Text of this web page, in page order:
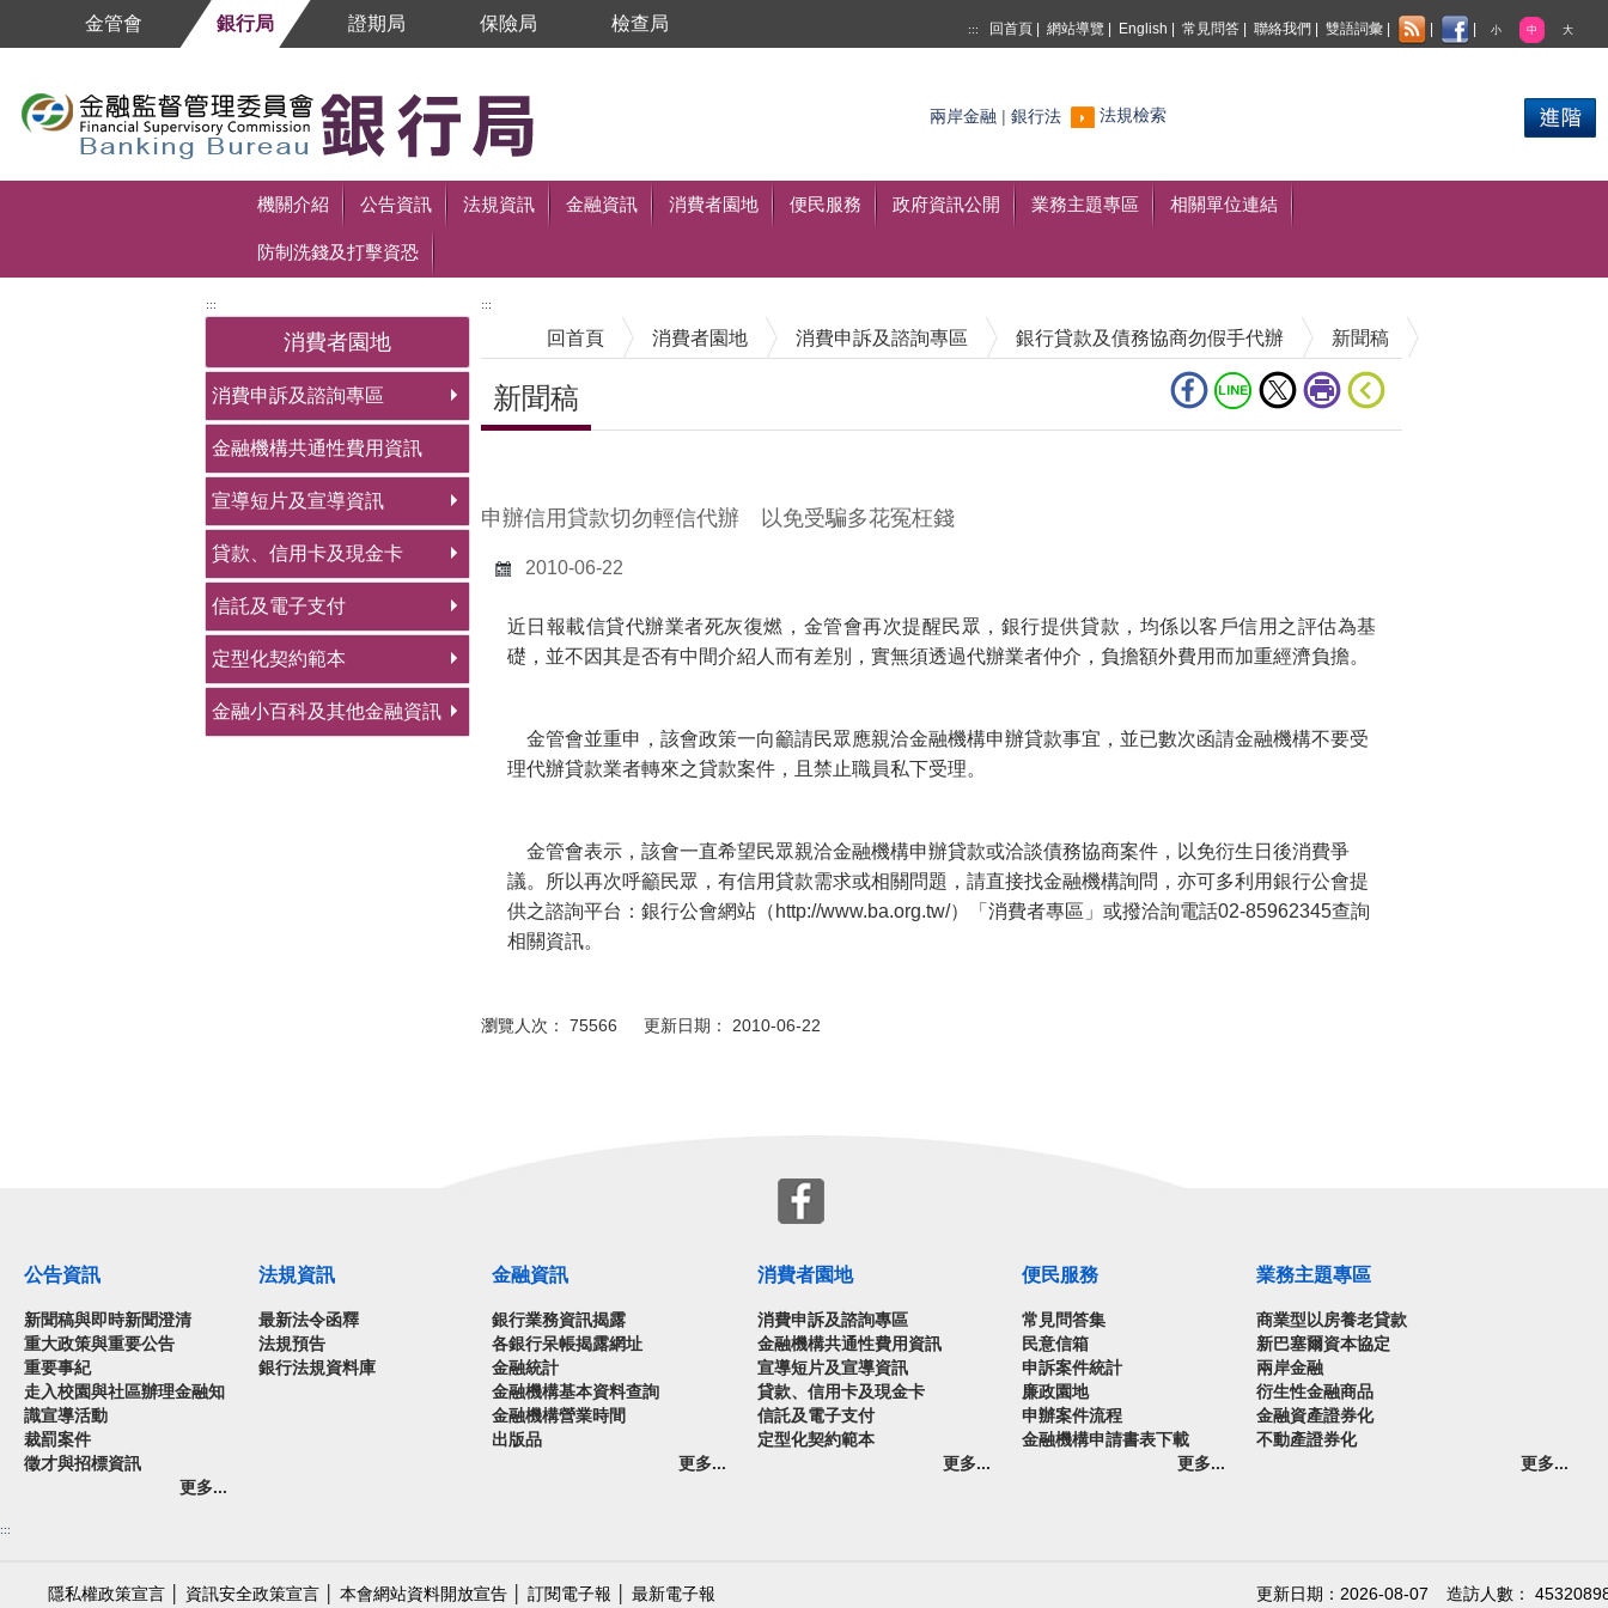
跳到主要內容區塊
金管會 銀行局 證期局 保險局 檢查局 ::: 回首頁 網站導覽 English 常見問答 聯絡我們 雙語詞彙 小 中 大
搜尋
兩岸金融 銀行法 法規檢索
機關介紹 公告資訊 法規資訊 金融資訊 消費者園地 便民服務 政府資訊公開 業務主題專區 相關單位連結
防制洗錢及打擊資恐
:::
消費者園地
消費申訴及諮詢專區
金融機構共通性費用資訊
宣導短片及宣導資訊
貸款、信用卡及現金卡
信託及電子支付
定型化契約範本
金融小百科及其他金融資訊
:::
回首頁 消費者園地 消費申訴及諮詢專區 銀行貸款及債務協商勿假手代辦 新聞稿
新聞稿
申辦信用貸款切勿輕信代辦 以免受騙多花冤枉錢
2010-06-22
近日報載信貸代辦業者死灰復燃，金管會再次提醒民眾，銀行提供貸款，均係以客戶信用之評估為基
礎，並不因其是否有中間介紹人而有差別，實無須透過代辦業者仲介，負擔額外費用而加重經濟負擔。
金管會並重申，該會政策一向籲請民眾應親洽金融機構申辦貸款事宜，並已數次函請金融機構不要受
理代辦貸款業者轉來之貸款案件，且禁止職員私下受理。
金管會表示，該會一直希望民眾親洽金融機構申辦貸款或洽談債務協商案件，以免衍生日後消費爭
議。所以再次呼籲民眾，有信用貸款需求或相關問題，請直接找金融機構詢問，亦可多利用銀行公會提
供之諮詢平台：銀行公會網站（http://www.ba.org.tw/）「消費者專區」或撥洽詢電話02-85962345查詢
相關資訊。
瀏覽人次： 75566 更新日期： 2010-06-22
公告資訊
新聞稿與即時新聞澄清
重大政策與重要公告
重要事紀
走入校園與社區辦理金融知
識宣導活動
裁罰案件
徵才與招標資訊
更多...
法規資訊
最新法令函釋
法規預告
銀行法規資料庫
金融資訊
銀行業務資訊揭露
各銀行呆帳揭露網址
金融統計
金融機構基本資料查詢
金融機構營業時間
出版品
更多...
消費者園地
消費申訴及諮詢專區
金融機構共通性費用資訊
宣導短片及宣導資訊
貸款、信用卡及現金卡
信託及電子支付
定型化契約範本
更多...
便民服務
常見問答集
民意信箱
申訴案件統計
廉政園地
申辦案件流程
金融機構申請書表下載
更多...
業務主題專區
商業型以房養老貸款
新巴塞爾資本協定
兩岸金融
衍生性金融商品
金融資產證券化
不動產證券化
更多...
:::
隱私權政策宣言 資訊安全政策宣言 本會網站資料開放宣告 訂閱電子報 最新電子報 造訪人數：
更新日期：2026-08-07